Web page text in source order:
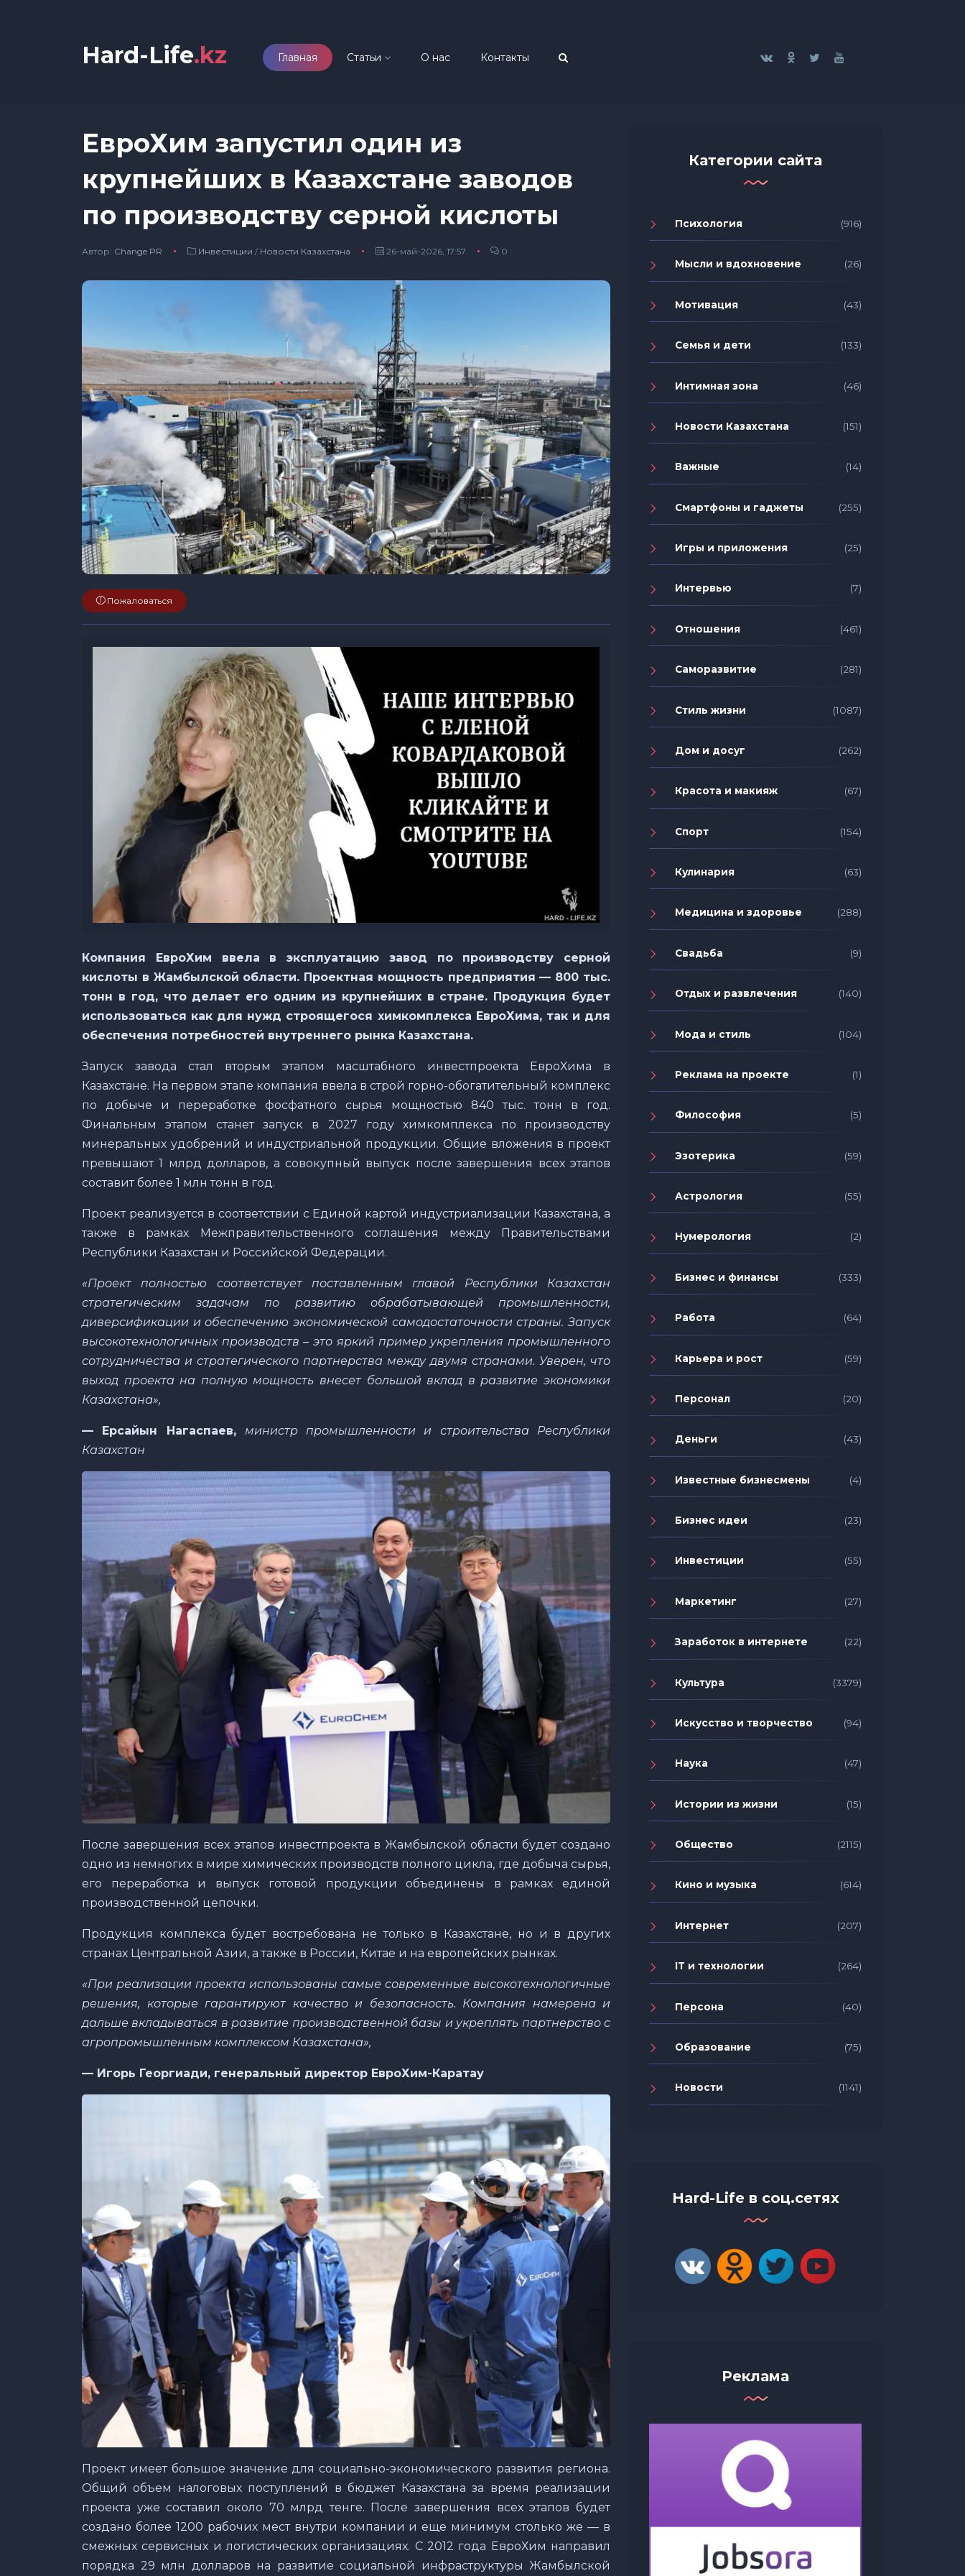
Hard-Life.kz Главная Статьи О нас Контакты
ЕвроХим запустил один из
крупнейших в Казахстане заводов
по производству серной кислоты
Автор: Сhange PR Инвестиции / Новости Казахстана 26-май-2026, 17:57 0
Пожаловаться
Компания ЕвроХим ввела в эксплуатацию завод по производству серной
кислоты в Жамбылской области. Проектная мощность предприятия — 800 тыс.
тонн в год, что делает его одним из крупнейших в стране. Продукция будет
использоваться как для нужд строящегося химкомплекса ЕвроХима, так и для
обеспечения потребностей внутреннего рынка Казахстана.
Запуск завода стал вторым этапом масштабного инвестпроекта ЕвроХима в
Казахстане. На первом этапе компания ввела в строй горно-обогатительный комплекс
по добыче и переработке фосфатного сырья мощностью 840 тыс. тонн в год.
Финальным этапом станет запуск в 2027 году химкомплекса по производству
минеральных удобрений и индустриальной продукции. Общие вложения в проект
превышают 1 млрд долларов, а совокупный выпуск после завершения всех этапов
составит более 1 млн тонн в год.
Проект реализуется в соответствии с Единой картой индустриализации Казахстана, а
также в рамках Межправительственного соглашения между Правительствами
Республики Казахстан и Российской Федерации.
«Проект полностью соответствует поставленным главой Республики Казахстан
стратегическим задачам по развитию обрабатывающей промышленности,
диверсификации и обеспечению экономической самодостаточности страны. Запуск
высокотехнологичных производств – это яркий пример укрепления промышленного
сотрудничества и стратегического партнерства между двумя странами. Уверен, что
выход проекта на полную мощность внесет большой вклад в развитие экономики
Казахстана»,
— Ерсайын Нагаспаев, министр промышленности и строительства Республики
Казахстан
После завершения всех этапов инвестпроекта в Жамбылской области будет создано
одно из немногих в мире химических производств полного цикла, где добыча сырья,
его переработка и выпуск готовой продукции объединены в рамках единой
производственной цепочки.
Продукция комплекса будет востребована не только в Казахстане, но и в других
странах Центральной Азии, а также в России, Китае и на европейских рынках.
«При реализации проекта использованы самые современные высокотехнологичные
решения, которые гарантируют качество и безопасность. Компания намерена и
дальше вкладываться в развитие производственной базы и укреплять партнерство с
агропромышленным комплексом Казахстана»,
— Игорь Георгиади, генеральный директор ЕвроХим-Каратау
Проект имеет большое значение для социально-экономического развития региона.
Общий объем налоговых поступлений в бюджет Казахстана за время реализации
проекта уже составил около 70 млрд тенге. После завершения всех этапов будет
создано более 1200 рабочих мест внутри компании и еще минимум столько же — в
смежных сервисных и логистических организациях. С 2012 года ЕвроХим направил
порядка 29 млн долларов на развитие социальной инфраструктуры Жамбылской
Категории сайта
Психология (916)
Мысли и вдохновение (26)
Мотивация (43)
Семья и дети (133)
Интимная зона (46)
Новости Казахстана (151)
Важные (14)
Смартфоны и гаджеты (255)
Игры и приложения (25)
Интервью (7)
Отношения (461)
Саморазвитие (281)
Стиль жизни (1087)
Дом и досуг (262)
Красота и макияж (67)
Спорт (154)
Кулинария (63)
Медицина и здоровье (288)
Свадьба (9)
Отдых и развлечения (140)
Мода и стиль (104)
Реклама на проекте (1)
Философия (5)
Эзотерика (59)
Астрология (55)
Нумерология (2)
Бизнес и финансы (333)
Работа (64)
Карьера и рост (59)
Персонал (20)
Деньги (43)
Известные бизнесмены (4)
Бизнес идеи (23)
Инвестиции (55)
Маркетинг (27)
Заработок в интернете (22)
Культура (3379)
Искусство и творчество (94)
Наука (47)
Истории из жизни (15)
Общество (2115)
Кино и музыка (614)
Интернет (207)
IT и технологии (264)
Персона (40)
Образование (75)
Новости (1141)
Hard-Life в соц.сетях
Реклама